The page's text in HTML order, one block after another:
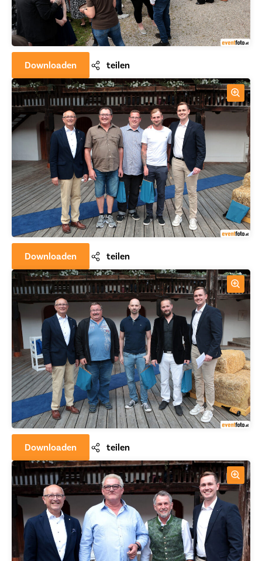
Downloaden teilen
Downloaden teilen
Downloaden teilen